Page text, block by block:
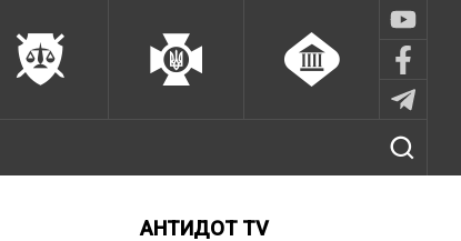
АНТИДОТ TV